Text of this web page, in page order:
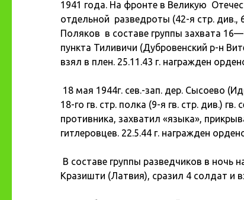
1941 года. На фронте в Великую
отдельной разведроты (42-я стр.
Поляков в составе группы захвата
пункта Тиливичи (Дубровенский р-н
взял в плен. 25.11.43 г. награжден
18 мая 1944г. сев.-зап. дер. Сысоево
18-го гв. стр. полка (9-я гв. стр. див.)
противника, захватил «языка»,
гитлеровцев. 22.5.44 г. награжден
В составе группы разведчиков в ночь
Кразишти (Латвия), сразил 4 солдат и